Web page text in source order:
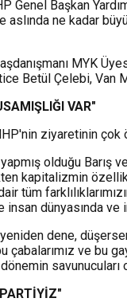
Genel Başkan
ne kadar
MYK
Betül Çelebi,
VAR"
ziyaretinin
olduğu
kapitalizmin
tüm
dünyasında
dene,
çabalarımız ve